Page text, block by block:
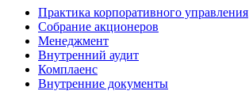
Практика корпоративного управления
Собрание акционеров
Менеджмент
Внутренний аудит
Комплаенс
Внутренние документы